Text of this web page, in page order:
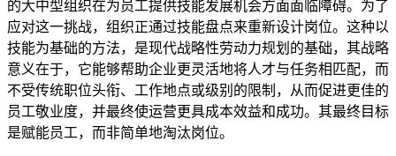
的大中型组织在为员工提供技能发展机会方面面临障碍。为了
应对这一挑战，组织正通过技能盘点来重新设计岗位。这种以
技能为基础的方法，是现代战略性劳动力规划的基础，其战略
意义在于，它能够帮助企业更灵活地将人才与任务相匹配，而
不受传统职位头衔、工作地点或级别的限制，从而促进更佳的
员工敬业度，并最终使运营更具成本效益和成功。其最终目标
是赋能员工，而非简单地淘汰岗位。